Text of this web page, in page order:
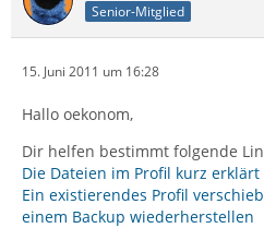
Senior-Mitglied
15. Juni 2011 um 16:28
Hallo oekonom,
Dir helfen bestimmt folgende
Die Dateien im Profil kurz erklärt
Ein existierendes Profil
einem Backup wiederherstellen